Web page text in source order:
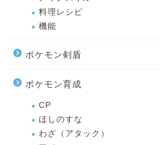
料理レシピ
機能
ポケモン剣盾
ポケモン育成
CP
ほしのすな
わざ（アタック）